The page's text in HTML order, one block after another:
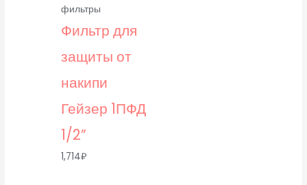
фильтры
Фильтр для
защиты от
накипи
Гейзер 1ПФД
1/2”
1,714₽